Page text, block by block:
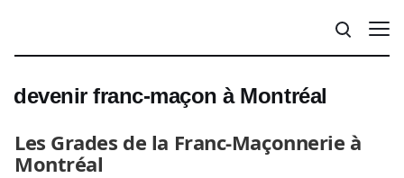
devenir franc-maçon à Montréal
Les Grades de la Franc-Maçonnerie à
Montréal